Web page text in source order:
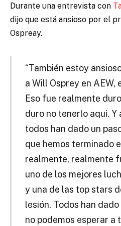
Durante una entrevista con
dijo que está ansioso por el
Ospreay.
“También estoy
a Will Osprey en AEW,
Eso fue realmente
duro no tenerlo aquí.
todos han dado un
que hemos terminado
realmente, realmente
uno de los mejores
y una de las top stars
lesión. Todos han
no podemos esperar a